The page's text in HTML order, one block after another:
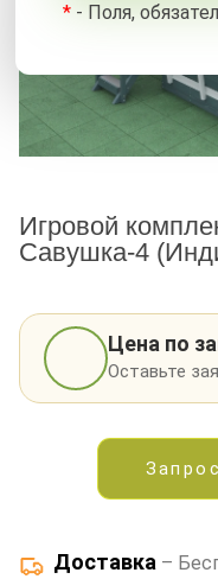
Игровой
Савушка-4
Цена по
Оставьте
Доставка –
* - Поля,